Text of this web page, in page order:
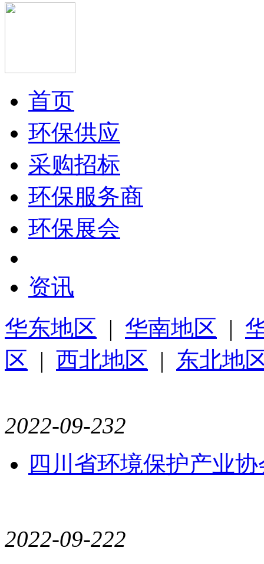
首页
环保供应
采购招标
环保服务商
环保展会
资讯
华东地区 | 华南地区 |
区 | 西北地区 | 东北地
2022-09-232
四川省环境保护产业协
2022-09-222